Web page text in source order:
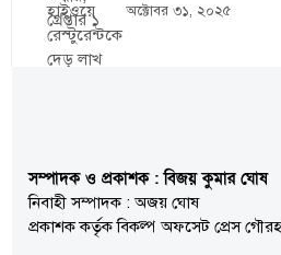
অক্টোবর ৩১, ২০২৫
সম্পাদক ও প্রকাশক : বিজয় কুমার ঘোষ
নিবাহী সম্পাদক : অজয় ঘোষ
প্রকাশক কর্তৃক বিকল্প অফসেট প্রেস